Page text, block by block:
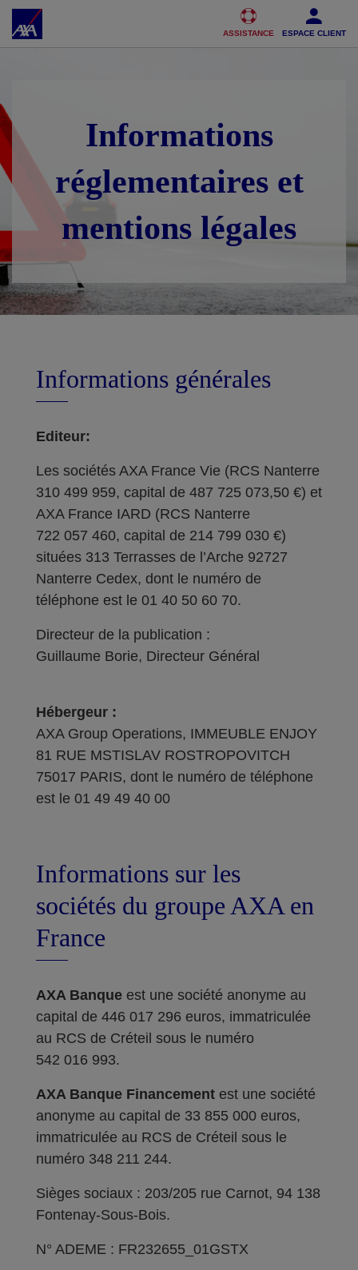
Accéder au Contenu Accéder au Pied de page
ASSISTANCE ESPACE CLIENT
Informations
réglementaires et
mentions légales
Informations générales
Editeur:
Les sociétés AXA France Vie (RCS Nanterre
310 499 959, capital de 487 725 073,50 €) et
AXA France IARD (RCS Nanterre
722 057 460, capital de 214 799 030 €)
situées 313 Terrasses de l’Arche 92727
Nanterre Cedex, dont le numéro de
téléphone est le 01 40 50 60 70.
Directeur de la publication :
Guillaume Borie, Directeur Général
Hébergeur :
AXA Group Operations, IMMEUBLE ENJOY
81 RUE MSTISLAV ROSTROPOVITCH
75017 PARIS, dont le numéro de téléphone
est le 01 49 49 40 00
Informations sur les
sociétés du groupe AXA en
France
AXA Banque est une société anonyme au
capital de 446 017 296 euros, immatriculée
au RCS de Créteil sous le numéro
542 016 993.
AXA Banque Financement est une société
anonyme au capital de 33 855 000 euros,
immatriculée au RCS de Créteil sous le
numéro 348 211 244.
Sièges sociaux : 203/205 rue Carnot, 94 138
Fontenay-Sous-Bois.
N° ADEME : FR232655_01GSTX